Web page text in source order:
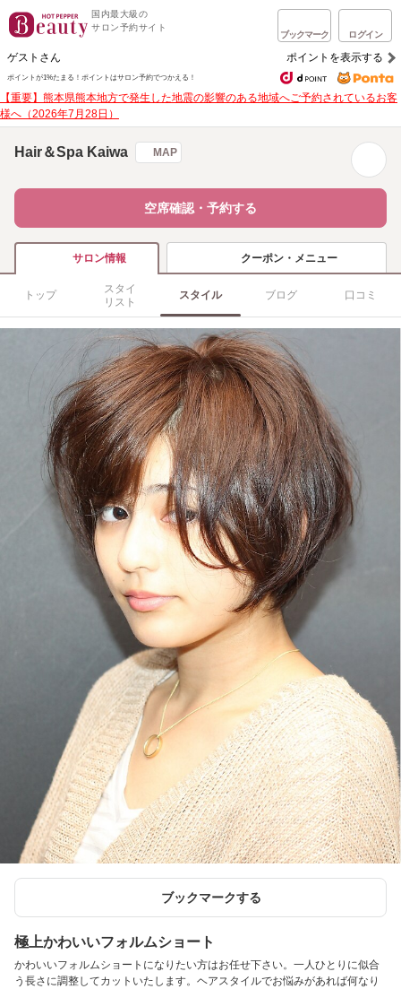
国内最大級の
サロン予約サイト
ブックマーク ログイン
ゲストさん ポイントを表示する
ポイントが1%たまる！ ポイントはサロン予約でつかえる！
【重要】熊本県熊本地方で発生した地震の影響のある地域へご予約されているお客
様へ（2026年7月28日）
Hair＆Spa Kaiwa MAP
空席確認・予約する
サロン情報 クーポン・メニュー
トップ
スタイ
リスト
スタイル ブログ 口コミ
ブックマークする
極上かわいいフォルムショート
かわいいフォルムショートになりたい方はお任せ下さい。一人ひとりに似合
う長さに調整してカットいたします。ヘアスタイルでお悩みがあれば何なり